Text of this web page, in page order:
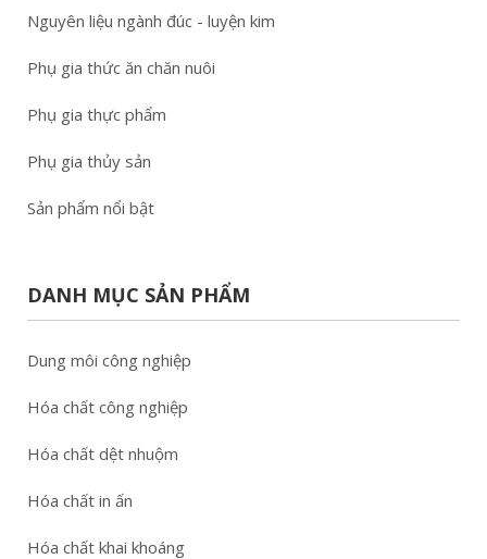
Nguyên liệu ngành đúc - luyện kim
Phụ gia thức ăn chăn nuôi
Phụ gia thực phẩm
Phụ gia thủy sản
Sản phẩm nổi bật
DANH MỤC SẢN PHẨM
Dung môi công nghiệp
Hóa chất công nghiệp
Hóa chất dệt nhuộm
Hóa chất in ấn
Hóa chất khai khoáng